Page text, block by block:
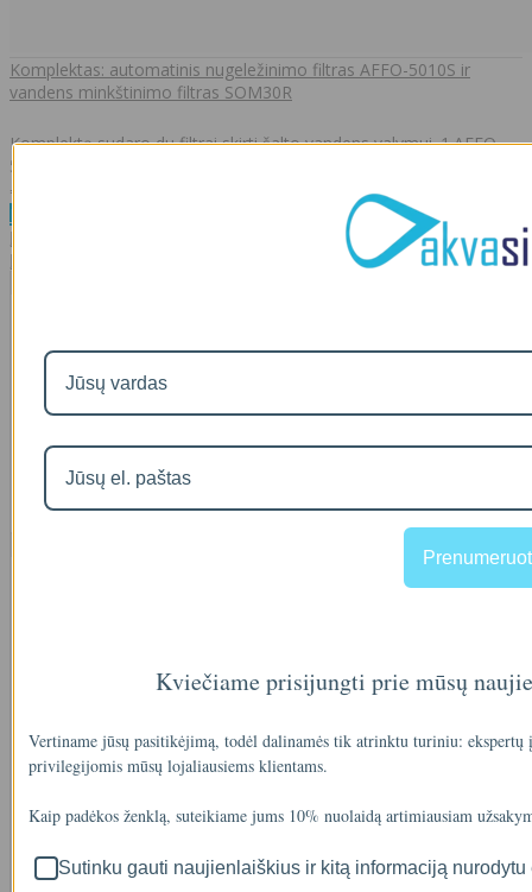
Komplektas: automatinis nugeležinimo filtras AFFO-5010S ir
vandens minkštinimo filtras SOM30R
Komplektą sudaro du filtrai,skirti šalto vandens valymui. 1.AFFO-
5010S-nugeležinimo filtras,šalin..
€1,394
Į palyginimą
Į norų sąrašą
vandens minkštinimo filtras PR SOFT S65-35
€1,319
€3500
Kviečiame prisijungti prie mūsų
Vertiname jūsų pasitikėjimą, todėl dalinamės tik atrinktu turiniu:
privilegijomis mūsų lojaliausiems klientams.
Kaip padėkos ženklą, suteikiame jums 10% nuolaidą artimiausiam
Sutinku gauti naujienlaiškius ir kitą informaciją